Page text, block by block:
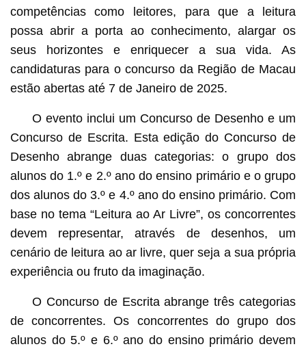
competências como leitores, para que a leitura
possa abrir a porta ao conhecimento, alargar os
seus horizontes e enriquecer a sua vida. As
candidaturas para o concurso da Região de Macau
estão abertas até 7 de Janeiro de 2025.
O evento inclui um Concurso de Desenho e um
Concurso de Escrita. Esta edição do Concurso de
Desenho abrange duas categorias: o grupo dos
alunos do 1.º e 2.º ano do ensino primário e o grupo
dos alunos do 3.º e 4.º ano do ensino primário. Com
base no tema “Leitura ao Ar Livre”, os concorrentes
devem representar, através de desenhos, um
cenário de leitura ao ar livre, quer seja a sua própria
experiência ou fruto da imaginação.
O Concurso de Escrita abrange três categorias
de concorrentes. Os concorrentes do grupo dos
alunos do 5.º e 6.º ano do ensino primário devem